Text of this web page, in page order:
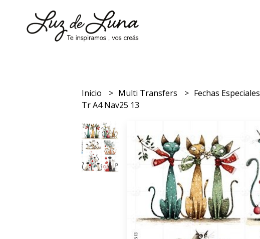
Inicio Multi Transfers Fechas Especiales
Tr A4 Nav25 13